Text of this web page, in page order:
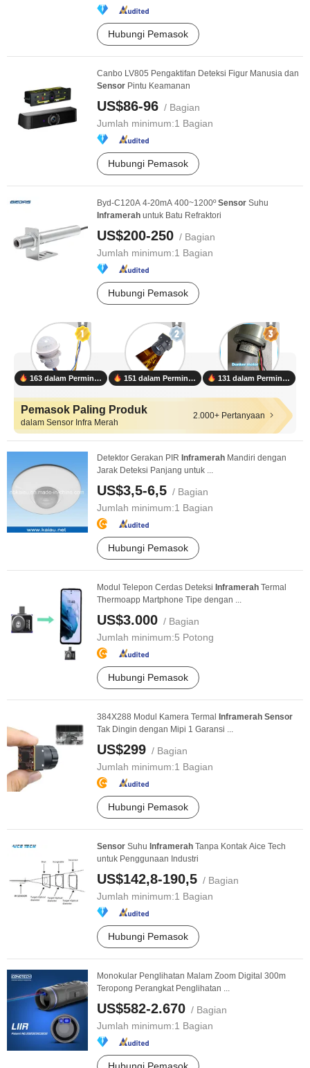
Hubungi Pemasok
Canbo LV805 Pengaktifan Deteksi Figur Manusia dan
Sensor Pintu Keamanan
US$86-96 / Bagian
Jumlah minimum:1 Bagian
Hubungi Pemasok
Byd-C120A 4-20mA 400~1200ºSensor Suhu
Inframerah untuk Batu Refraktori
US$200-250 / Bagian
Jumlah minimum:1 Bagian
Hubungi Pemasok
163 dalam Permintaan 151 dalam Permintaan 131 dalam Permintaan
Pemasok Paling Produk
dalam Sensor Infra Merah
2.000+ Pertanyaan
Detektor Gerakan PIR Inframerah Mandiri dengan
Jarak Deteksi Panjang untuk ...
US$3,5-6,5 / Bagian
Jumlah minimum:1 Bagian
Hubungi Pemasok
Modul Telepon Cerdas Deteksi Inframerah Termal
Thermoapp Martphone Tipe dengan ...
US$3.000 / Bagian
Jumlah minimum:5 Potong
Hubungi Pemasok
384X288 Modul Kamera Termal Inframerah Sensor
Tak Dingin dengan Mipi 1 Garansi ...
US$299 / Bagian
Jumlah minimum:1 Bagian
Hubungi Pemasok
Sensor Suhu Inframerah Tanpa Kontak Aice Tech
untuk Penggunaan Industri
US$142,8-190,5 / Bagian
Jumlah minimum:1 Bagian
Hubungi Pemasok
Monokular Penglihatan Malam Zoom Digital 300m
Teropong Perangkat Penglihatan ...
US$582-2.670 / Bagian
Jumlah minimum:1 Bagian